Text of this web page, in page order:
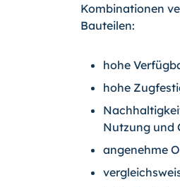
Kombinationen
Bauteilen:
hohe
hohe
Nutzung und
angenehme